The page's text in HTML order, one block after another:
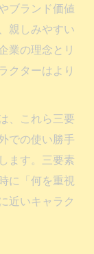
ブランド価値
親しみやすい
業の理念とリ
クターはより
、これら三要
での使い勝手
ます。三要素
に「何を重視
近いキャラク